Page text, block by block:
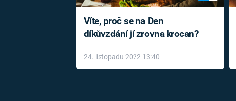
Víte, proč se na Den
díkůvzdání jí zrovna krocan?
24. listopadu 2022 13:40